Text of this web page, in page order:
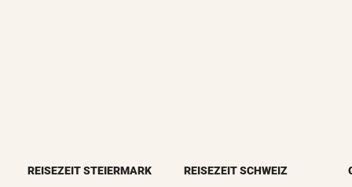
REISEZEIT STEIERMARK REISEZEIT SCHWEIZ